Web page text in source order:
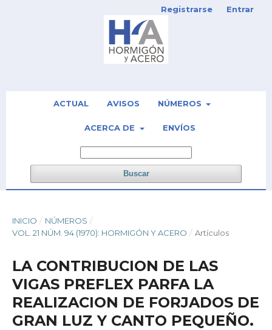
ACTUAL AVISOS NÚMEROS
ACERCA DE ENVÍOS
Buscar
Registrarse Entrar
INICIO / NÚMEROS /
VOL. 21 NÚM. 94 (1970): HORMIGÓN Y ACERO / Artículos
LA CONTRIBUCION DE LAS
VIGAS PREFLEX PARFA LA
REALIZACION DE FORJADOS DE
GRAN LUZ Y CANTO PEQUEÑO.